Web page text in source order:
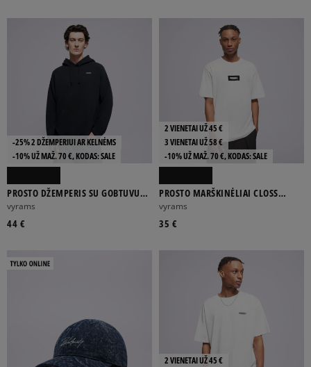
-25% 2 DŽEMPERIUI AR KELNĖMS
-10% UŽ MAŽ. 70 €, KODAS: SALE
PROSTO DŽEMPERIS SU GOBTUVU
HOODIE SKIZZLE WASHED BLACK
vyrams
44 €
2 VIENETAI UŽ 45 €
3 VIENETAI UŽ 58 €
-10% UŽ MAŽ. 70 €, KODAS: SALE
PROSTO MARŠKINĖLIAI CLOSS
WHITE
vyrams
35 €
2 VIENETAI UŽ 45 €